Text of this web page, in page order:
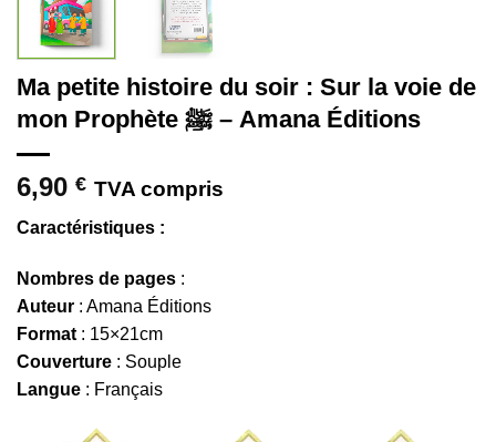
Ma petite histoire du soir : Sur la voie de
mon Prophète ﷺ – Amana Éditions
6,90 € TVA compris
Caractéristiques :
Nombres de pages :
Auteur : Amana Éditions
Format : 15×21cm
Couverture : Souple
Langue : Français